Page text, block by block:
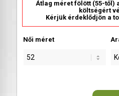
Átlag méret fölött (55-től)
költségért
Kérjük érdeklődjön a
Női méret